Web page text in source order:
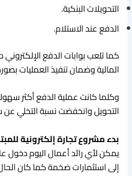
التحويلات البنكية.
الدفع عند الاستلام.
كما تلعب بوابات الدفع
المالية وضمان تنفيذ العمليات
وكلما كانت عملية الدفع أكثر
التحويل وانخفضت نسبة التخلي
بدء مشروع تجارة إلكترونية
يمكن لأي رائد أعمال اليوم دخول
إلى استثمارات ضخمة كما كان